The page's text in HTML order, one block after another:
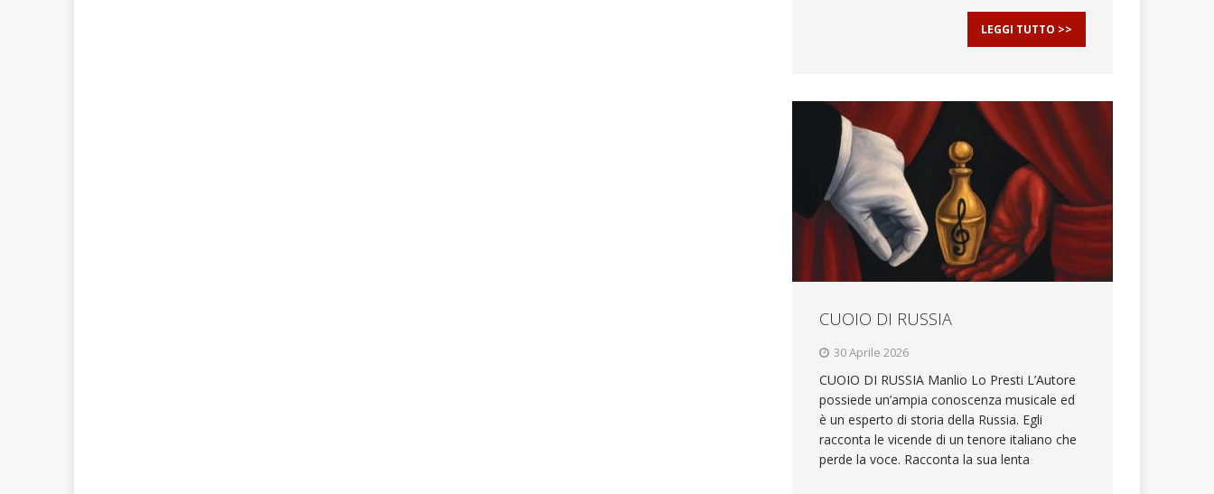
LEGGI TUTTO >>
CUOIO DI RUSSIA
30 Aprile 2026
CUOIO DI RUSSIA Manlio Lo Presti L’Autore
possiede un’ampia conoscenza musicale ed
è un esperto di storia della Russia. Egli
racconta le vicende di un tenore italiano che
perde la voce. Racconta la sua lenta